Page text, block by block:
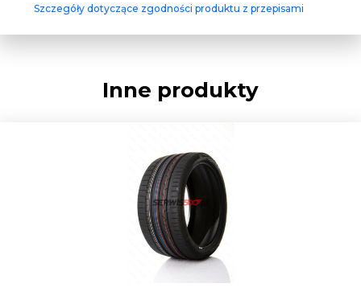
Szczegóły dotyczące zgodności produktu z przepisami
Inne produkty